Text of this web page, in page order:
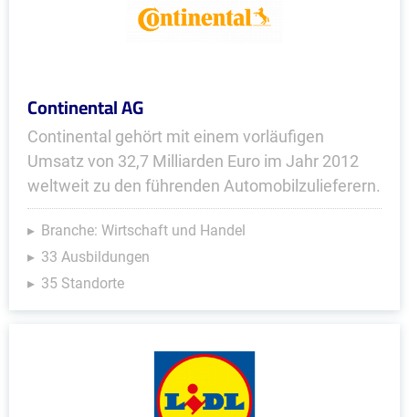
Continental AG
Continental gehört mit einem vorläufigen
Umsatz von 32,7 Milliarden Euro im Jahr 2012
weltweit zu den führenden Automobilzulieferern.
Branche: Wirtschaft und Handel
33 Ausbildungen
35 Standorte